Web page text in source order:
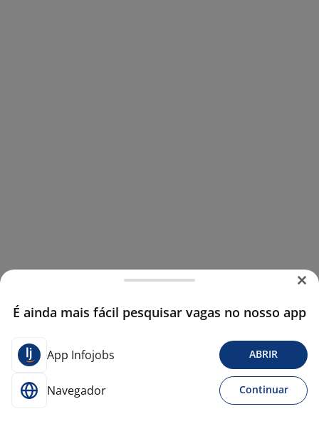
É ainda mais fácil pesquisar vagas no nosso app
App Infojobs ABRIR
Navegador Continuar